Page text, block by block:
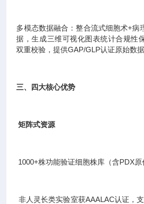
多模态数据融合：整合流式细胞术+病
据，生成三维可视化图表统计合规性
双重校验，提供GAP/GLP认证原始数
三、四大核心优势
矩阵式资源
1000+株功能验证细胞株库（含PDX原
非人灵长类实验室获AAALAC认证，